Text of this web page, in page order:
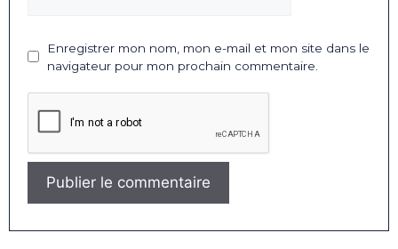
Enregistrer mon nom, mon e-mail et mon site dans le
navigateur pour mon prochain commentaire.